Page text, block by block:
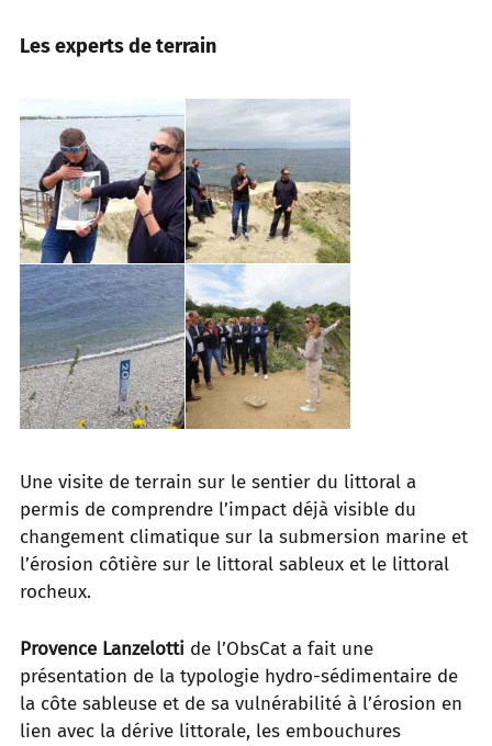
Les experts de terrain
Une visite de terrain sur le sentier du littoral a
permis de comprendre l’impact déjà visible du
changement climatique sur la submersion marine et
l’érosion côtière sur le littoral sableux et le littoral
rocheux.
Provence Lanzelotti de l’ObsCat a fait une
présentation de la typologie hydro-sédimentaire de
la côte sableuse et de sa vulnérabilité à l’érosion en
lien avec la dérive littorale, les embouchures